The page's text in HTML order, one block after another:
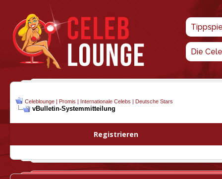
Die
Celeblounge | Promis | Internationale Celebs | Deutsche Stars
vBulletin-Systemmitteilung
Registrieren